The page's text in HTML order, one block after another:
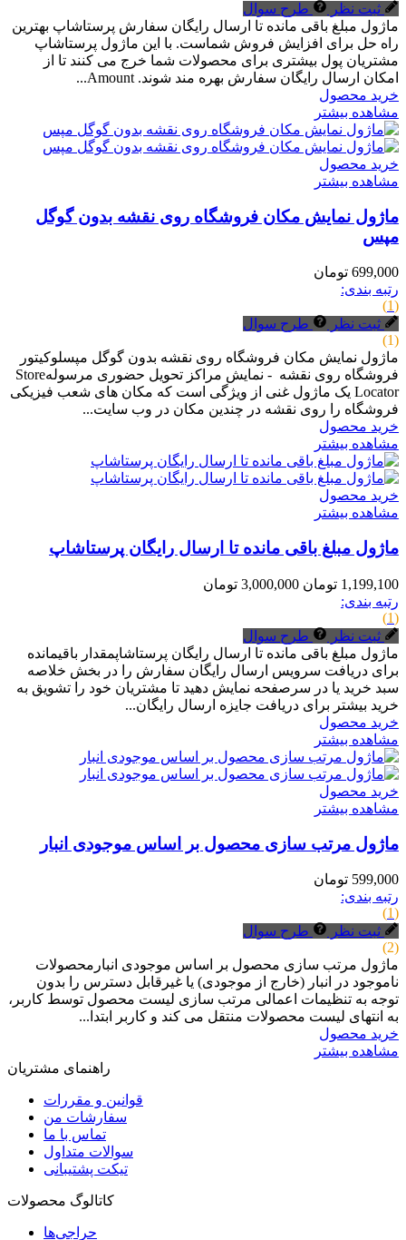
ثبت نظر
طرح سوال
ماژول مبلغ باقی مانده تا ارسال رایگان سفارش پرستاشاپ بهترین
راه حل برای افزایش فروش شماست. با این ماژول پرستاشاپ
مشتریان پول بیشتری برای محصولات شما خرج می کنند تا از
امکان ارسال رایگان سفارش بهره مند شوند. Amount...
خرید محصول
مشاهده بیشتر
خرید محصول
مشاهده بیشتر
ماژول نمایش مکان فروشگاه روی نقشه بدون گوگل
مپس
699,000 تومان
رتبه بندی:
(1)
ثبت نظر
طرح سوال
(1)
ماژول نمایش مکان فروشگاه روی نقشه بدون گوگل مپسلوکیتور
فروشگاه روی نقشه - نمایش مراکز تحویل حضوری مرسولهStore
Locator یک ماژول غنی از ویژگی است که مکان های شعب فیزیکی
فروشگاه را روی نقشه در چندین مکان در وب سایت...
خرید محصول
مشاهده بیشتر
خرید محصول
مشاهده بیشتر
ماژول مبلغ باقی مانده تا ارسال رایگان پرستاشاپ
1,199,100 تومان
3,000,000 تومان
رتبه بندی:
(1)
ثبت نظر
طرح سوال
ماژول مبلغ باقی مانده تا ارسال رایگان پرستاشاپمقدار باقیمانده
برای دریافت سرویس ارسال رایگان سفارش را در بخش خلاصه
سبد خرید یا در سرصفحه نمایش دهید تا مشتریان خود را تشویق به
خرید بیشتر برای دریافت جایزه ارسال رایگان...
خرید محصول
مشاهده بیشتر
خرید محصول
مشاهده بیشتر
ماژول مرتب سازی محصول بر اساس موجودی انبار
599,000 تومان
رتبه بندی:
(1)
ثبت نظر
طرح سوال
(2)
ماژول مرتب سازی محصول بر اساس موجودی انبارمحصولات
ناموجود در انبار (خارج از موجودی) یا غیرقابل دسترس را بدون
توجه به تنظیمات اعمالی مرتب سازی لیست محصول توسط کاربر،
به انتهای لیست محصولات منتقل می کند و کاربر ابتدا...
خرید محصول
مشاهده بیشتر
راهنمای مشتریان
قوانین و مقررات
سفارشات من
تماس با ما
سوالات متداول
تیکت پشتیبانی
کاتالوگ محصولات
حراجی‌ها